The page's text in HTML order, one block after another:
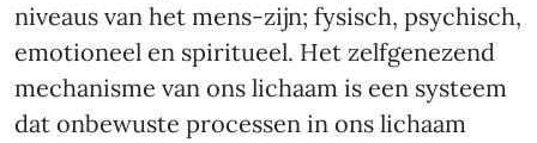
niveaus van het mens-zijn; fysisch, psychisch,
emotioneel en spiritueel. Het zelfgenezend
mechanisme van ons lichaam is een systeem
dat onbewuste processen in ons lichaam